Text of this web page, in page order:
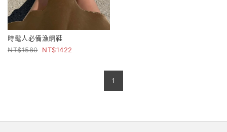
時髦人必備漁網鞋
1580
1422
1